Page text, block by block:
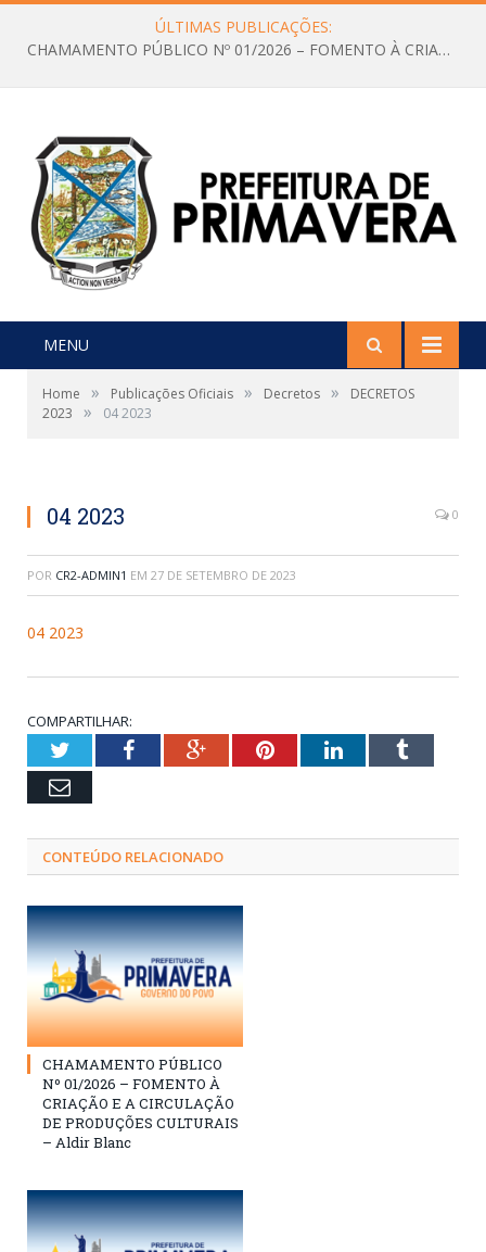
ÚLTIMAS PUBLICAÇÕES:
CHAMAMENTO PÚBLICO Nº 01/2026 – FOMENTO À CRIAÇÃO E A CIRCULAÇÃO DE PRODUÇÕES CULTURAIS – Aldir Blanc
MENU
Home » Publicações Oficiais » Decretos »
DECRETOS
2023
» 04 2023
04 2023 0
POR CR2-ADMIN1 EM 27 DE SETEMBRO DE 2023
04 2023
COMPARTILHAR:
TwitterFacebookGoogle+PinterestLinkedInTumblr
Email
CONTEÚDO RELACIONADO
CHAMAMENTO PÚBLICO
Nº 01/2026 – FOMENTO À
CRIAÇÃO E A CIRCULAÇÃO
DE PRODUÇÕES CULTURAIS
– Aldir Blanc